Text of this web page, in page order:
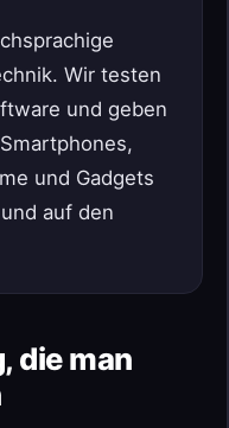
Wir testen
und geben
und Gadgets
auf den
die man